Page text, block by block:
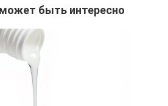
быть интересно